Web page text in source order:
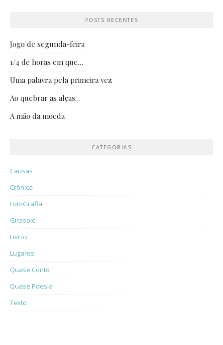
POSTS RECENTES
Jogo de segunda-feira
1/4 de horas em que…
Uma palavra pela primeira vez
Ao quebrar as alças…
A mão da moeda
CATEGORIAS
Causas
Crônica
FotoGrafia
Girasole
Livros
Lugares
Quase Conto
Quase Poesia
Texto